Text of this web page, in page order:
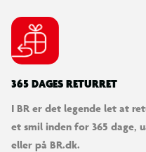
365 DAGES RETURRET
I BR er det legende let at
et smil inden for 365 dage,
eller på BR.dk.